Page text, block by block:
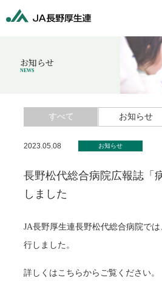
お知らせ
NEWS
すべて お知らせ
2023.05.08 お知らせ
長野松代総合病院広報誌「
しました
JA長野厚生連長野松代総合病院で
行しました。
詳しくはこちらからご覧くださ